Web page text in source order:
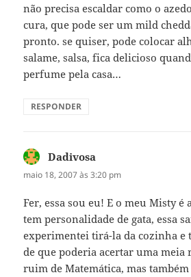
não precisa escaldar como o
cura, que pode ser um mild
pronto. se quiser, pode colocar
salame, salsa, fica delicioso
perfume pela casa…
RESPONDER
Dadivosa
maio 18, 2007 às 3:20 pm
Fer, essa sou eu! E o meu Misty é
tem personalidade de gata, essa
experimentei tirá-la da cozinha e
de que poderia acertar uma meia
ruim de Matemática, mas